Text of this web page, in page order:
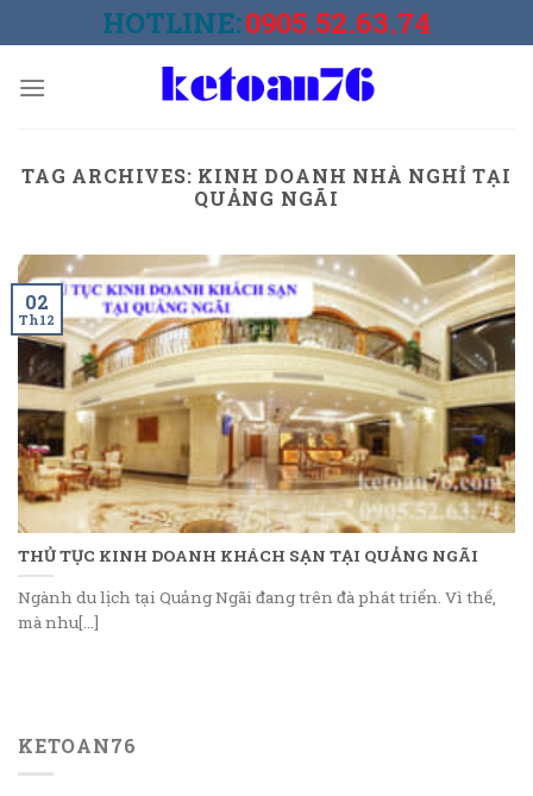
to
HOTLINE:0905.52.63.74
TAG ARCHIVES: KINH DOANH NHÀ NGHỈ TẠI
QUẢNG NGÃI
THỦ TỤC KINH DOANH KHÁCH SẠN TẠI QUẢNG NGÃI
Ngành du lịch tại Quảng Ngãi đang trên đà phát triển. Vì thế,
mà nhu[...]
02
Th12
KETOAN76